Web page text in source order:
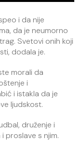
i da nije
da je neumorno
Svetovi onih koji
dodala je.
morali da
i
i istakla da je
ljudskost.
druženje i
proslave s njim.